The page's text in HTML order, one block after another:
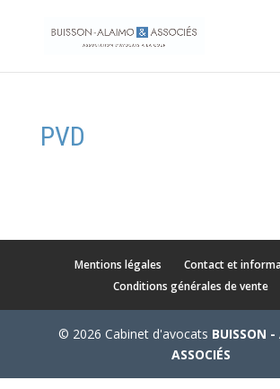
PVD
Mentions légales
Contact et
Conditions générales de vente
© 2026 Cabinet d'avocats BUISSON
ASSOCIÉS